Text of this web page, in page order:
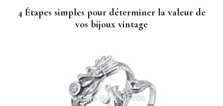
4 Étapes simples pour déterminer la valeur de
vos bijoux vintage